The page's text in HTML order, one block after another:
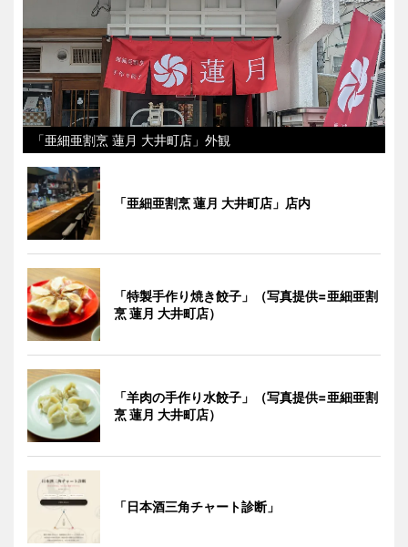
「亜細亜割烹 蓮月 大井町店」外観
「亜細亜割烹 蓮月 大井町店」店内
「特製手作り焼き餃子」（写真提供=亜細亜割
烹 蓮月 大井町店）
「羊肉の手作り水餃子」（写真提供=亜細亜割
烹 蓮月 大井町店）
「日本酒三角チャート診断」